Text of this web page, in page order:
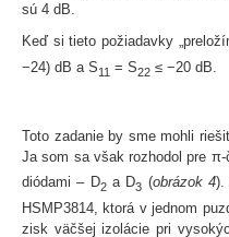
sú 4 dB.
Keď si tieto požiadavky
−24) dB a S11 = S22 ≤ −20 dB.
Toto zadanie by sme mohli
Ja som sa však rozhodol pre
diódami – D2a D3 (obrázok 4).
HSMP3814, ktorá v jednom
zisk väčšej izolácie pri